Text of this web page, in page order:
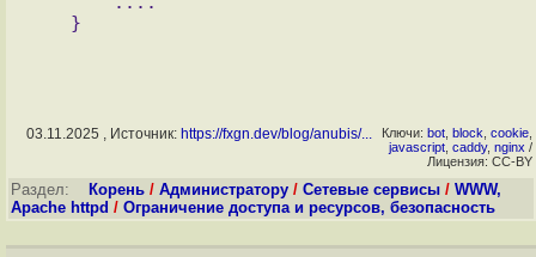
03.11.2025 , Источник: https://fxgn.dev/blog/anubis/... Ключи: bot block cookie
javascript caddy, nginx /
Лицензия: CC-BY
Раздел: Корень / Администратору / Сетевые сервисы / WWW,
Apache httpd / Ограничение доступа и ресурсов, безопасность